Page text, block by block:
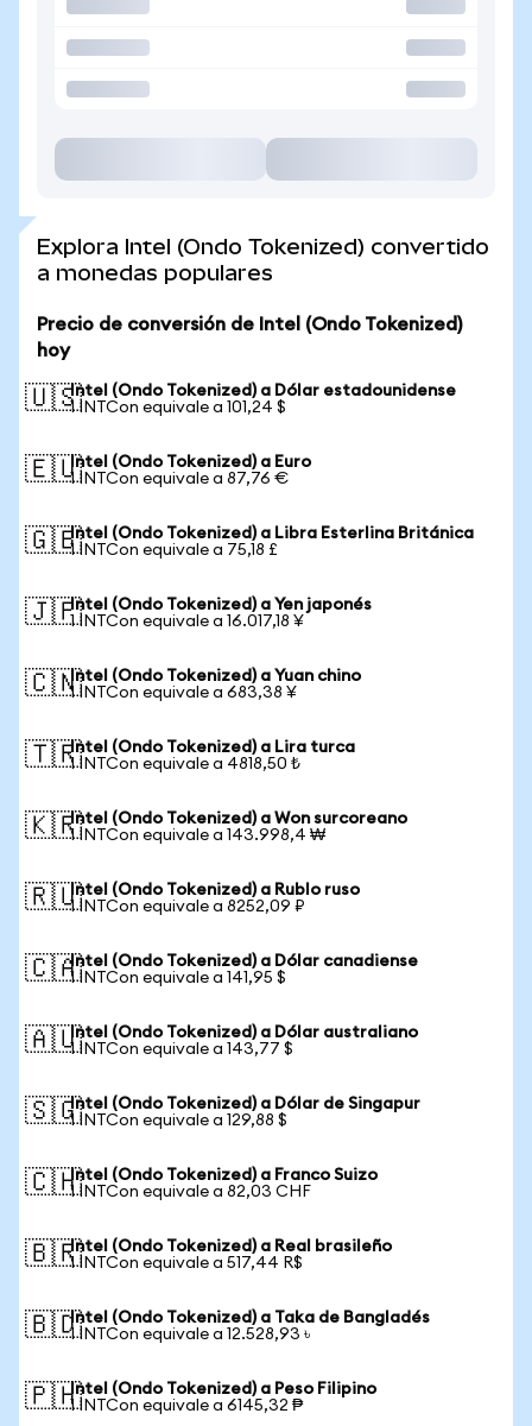
Explora Intel (Ondo Tokenized) convertido
a monedas populares
Precio de conversión de Intel (Ondo Tokenized)
hoy
🇺🇸Intel (Ondo Tokenized) a Dólar estadounidense
1 INTCon equivale a 101,24 $
🇪🇺Intel (Ondo Tokenized) a Euro
1 INTCon equivale a 87,76 €
🇬🇧Intel (Ondo Tokenized) a Libra Esterlina Británica
1 INTCon equivale a 75,18 £
🇯🇵Intel (Ondo Tokenized) a Yen japonés
1 INTCon equivale a 16.017,18 ¥
🇨🇳Intel (Ondo Tokenized) a Yuan chino
1 INTCon equivale a 683,38 ¥
🇹🇷Intel (Ondo Tokenized) a Lira turca
1 INTCon equivale a 4818,50 ₺
🇰🇷Intel (Ondo Tokenized) a Won surcoreano
1 INTCon equivale a 143.998,4 ₩
🇷🇺Intel (Ondo Tokenized) a Rublo ruso
1 INTCon equivale a 8252,09 ₽
🇨🇦Intel (Ondo Tokenized) a Dólar canadiense
1 INTCon equivale a 141,95 $
🇦🇺Intel (Ondo Tokenized) a Dólar australiano
1 INTCon equivale a 143,77 $
🇸🇬Intel (Ondo Tokenized) a Dólar de Singapur
1 INTCon equivale a 129,88 $
🇨🇭Intel (Ondo Tokenized) a Franco Suizo
1 INTCon equivale a 82,03 CHF
🇧🇷Intel (Ondo Tokenized) a Real brasileño
1 INTCon equivale a 517,44 R$
🇧🇩Intel (Ondo Tokenized) a Taka de Bangladés
1 INTCon equivale a 12.528,93 ৳
🇵🇭Intel (Ondo Tokenized) a Peso Filipino
1 INTCon equivale a 6145,32 ₱